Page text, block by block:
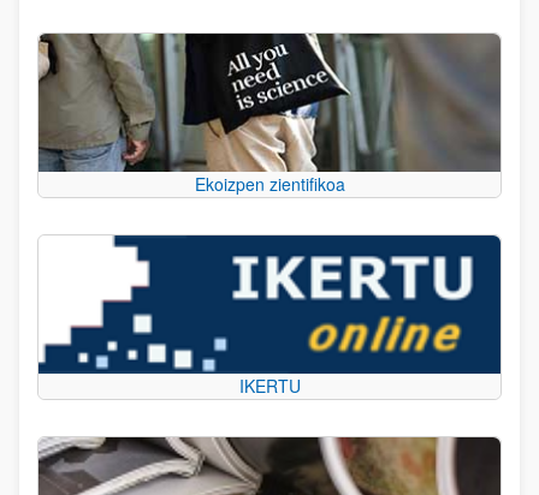
Ekoizpen zientifikoa
IKERTU